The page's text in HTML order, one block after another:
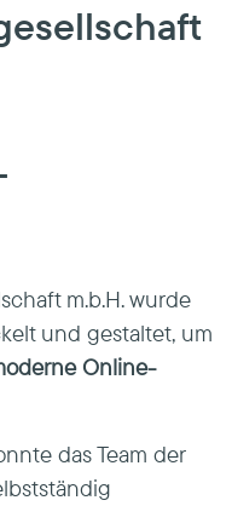
m.b.H. wurde
und gestaltet, um
Online-
das Team der